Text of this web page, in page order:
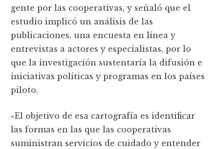
gente por las cooperativas, y señaló que el
estudio implicó un análisis de las
publicaciones, una encuesta en lí­nea y
entrevistas a actores y especialistas, por lo
que la investigación sustentaría la difusión e
iniciativas polí­ticas y programas en los países
piloto.
«El objetivo de esa cartografía es identificar
las formas en las que las cooperativas
suministran servicios de cuidado y entender